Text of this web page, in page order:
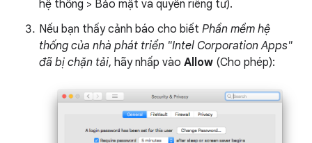
hệ thống > Bảo mật và quyền riêng tư).
Nếu bạn thấy cảnh báo cho biết Phần mềm hệ
thống của nhà phát triển "Intel Corporation Apps"
đã bị chặn tải, hãy nhấp vào Allow (Cho phép):